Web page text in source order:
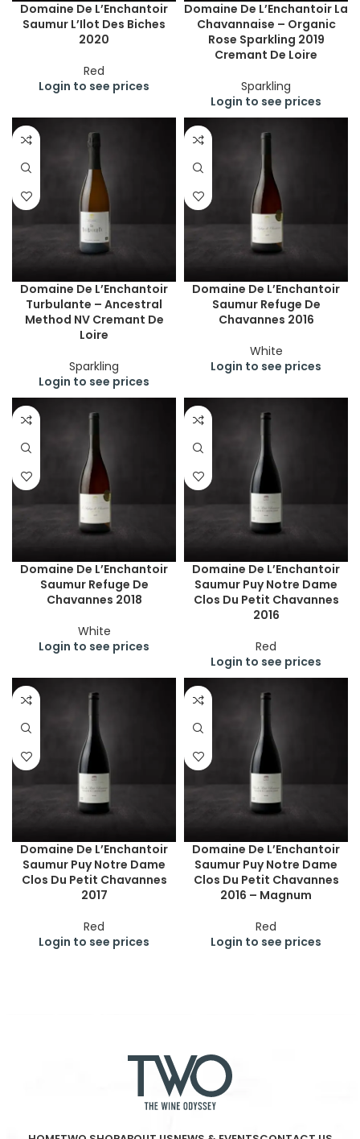
Domaine De L’Enchantoir
Saumur L’Ilot Des Biches
2020
Red
Login to see prices
Domaine De L’Enchantoir La
Chavannaise – Organic
Rose Sparkling 2019
Cremant De Loire
Sparkling
Login to see prices
Domaine De L’Enchantoir
Turbulante – Ancestral
Method NV Cremant De
Loire
Sparkling
Login to see prices
Domaine De L’Enchantoir
Saumur Refuge De
Chavannes 2016
White
Login to see prices
Domaine De L’Enchantoir
Saumur Refuge De
Chavannes 2018
White
Login to see prices
Domaine De L’Enchantoir
Saumur Puy Notre Dame
Clos Du Petit Chavannes
2016
Red
Login to see prices
Domaine De L’Enchantoir
Saumur Puy Notre Dame
Clos Du Petit Chavannes
2017
Red
Login to see prices
Domaine De L’Enchantoir
Saumur Puy Notre Dame
Clos Du Petit Chavannes
2016 – Magnum
Red
Login to see prices